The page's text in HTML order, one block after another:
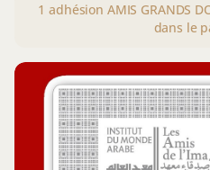
1 adhésion AMIS GRANDS
dans le
Amis
Donateur